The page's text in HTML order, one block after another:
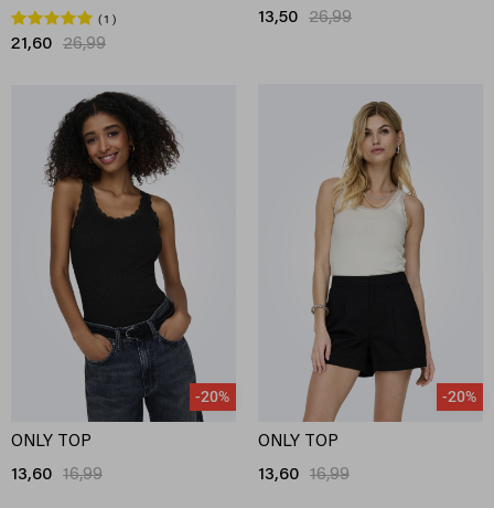
1
21,60 26,99
13,50 26,99
-20%
ONLY TOP
13,60 16,99
-20%
ONLY TOP
13,60 16,99